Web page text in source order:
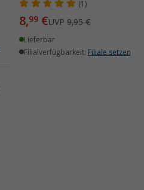
(1)
8,99 €UVP 9,95 €
Lieferbar
Filialverfügbarkeit: Filiale setzen